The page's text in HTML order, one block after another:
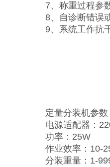
7、称重过程参
8、自诊断错误
9、系统工作抗
定量分装机参数
电源适配器：
功率：25W
作业效率：10-
分装重量：1-